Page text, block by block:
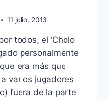
11 julio, 2013
todos, el ‘Cholo
personalmente
era más que
varios jugadores
fuera de la parte